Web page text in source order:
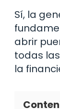
Sí, la
abrir
todas
la